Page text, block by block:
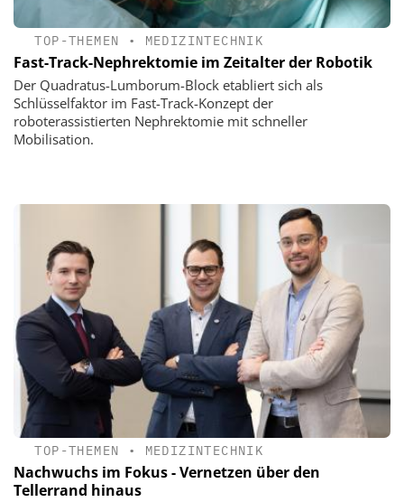
TOP-THEMEN • MEDIZINTECHNIK
Fast-Track-Nephrektomie im Zeitalter der Robotik
Der Quadratus-Lumborum-Block etabliert sich als
Schlüsselfaktor im Fast-Track-Konzept der
roboterassistierten Nephrektomie mit schneller
Mobilisation.
TOP-THEMEN • MEDIZINTECHNIK
Nachwuchs im Fokus - Vernetzen über den
Tellerrand hinaus